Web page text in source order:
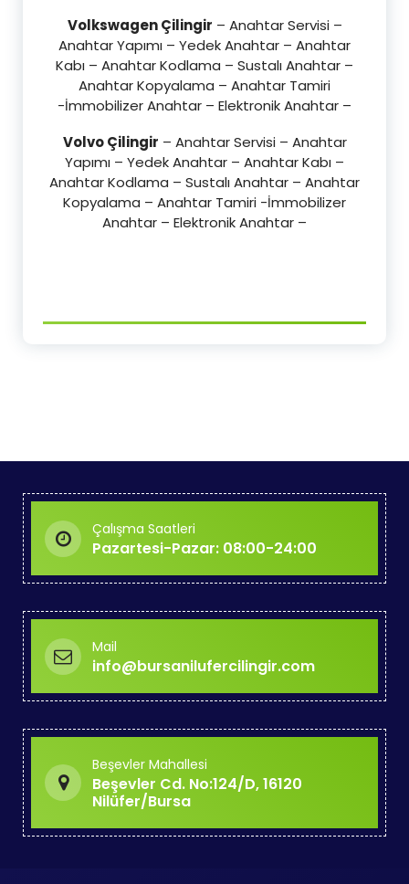
Volkswagen Çilingir – Anahtar Servisi –
Anahtar Yapımı – Yedek Anahtar – Anahtar
Kabı – Anahtar Kodlama – Sustalı Anahtar –
Anahtar Kopyalama – Anahtar Tamiri
-İmmobilizer Anahtar – Elektronik Anahtar –
Volvo Çilingir – Anahtar Servisi – Anahtar
Yapımı – Yedek Anahtar – Anahtar Kabı –
Anahtar Kodlama – Sustalı Anahtar – Anahtar
Kopyalama – Anahtar Tamiri -İmmobilizer
Anahtar – Elektronik Anahtar –
Çalışma Saatleri
Pazartesi-Pazar: 08:00-24:00
Mail
info@bursanilufercilingir.com
Beşevler Mahallesi
Beşevler Cd. No:124/D, 16120
Nilüfer/Bursa